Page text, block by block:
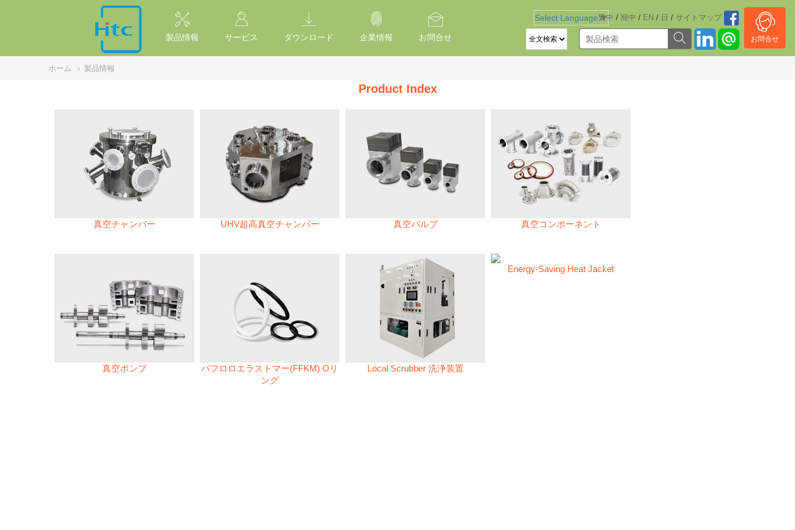
繁中 / 簡中 / EN / 日 / サイトマッブ
Select Language ▼
お問合せ
製品情報 サービス ダウンロード 企業情報 お問合せ
ホーム › 製品情報
Product Index
真空チャンバー UHV超高真空チャンバー 真空バルブ 真空コンポーネント
真空ポンプ
パフロロエラストマー(FFKM) Oリ
ング
Local Scrubber 洗浄装置
Energy-Saving Heat Jacket